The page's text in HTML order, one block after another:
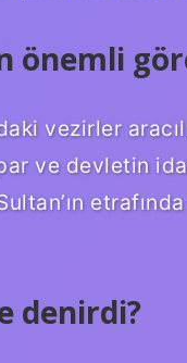
önemli
vezirler
ve devletin
denirdi?